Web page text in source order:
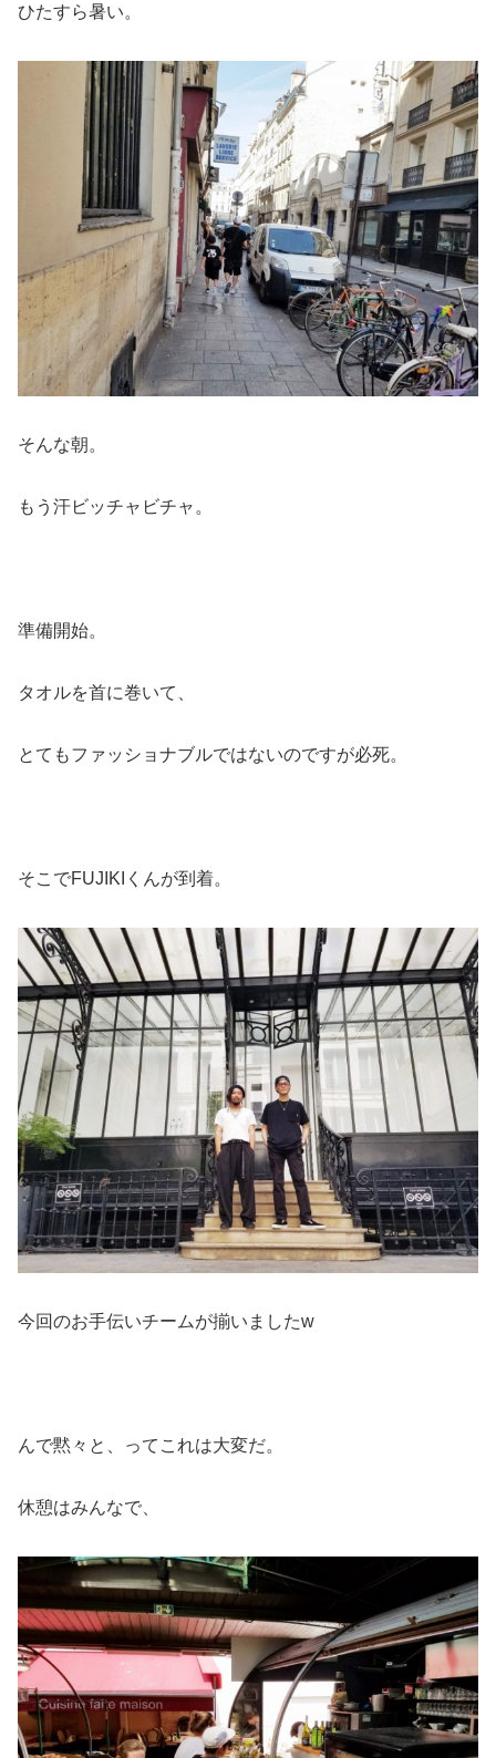
ひたすら暑い。
そんな朝。
もう汗ビッチャビチャ。
準備開始。
タオルを首に巻いて、
とてもファッショナブルではないのですが必死。
そこでFUJIKIくんが到着。
今回のお手伝いチームが揃いましたw
んで黙々と、ってこれは大変だ。
休憩はみんなで、